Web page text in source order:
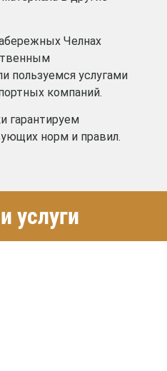
Челнах
пользуемся услугами
компаний.
гарантируем
норм и правил.
услуги